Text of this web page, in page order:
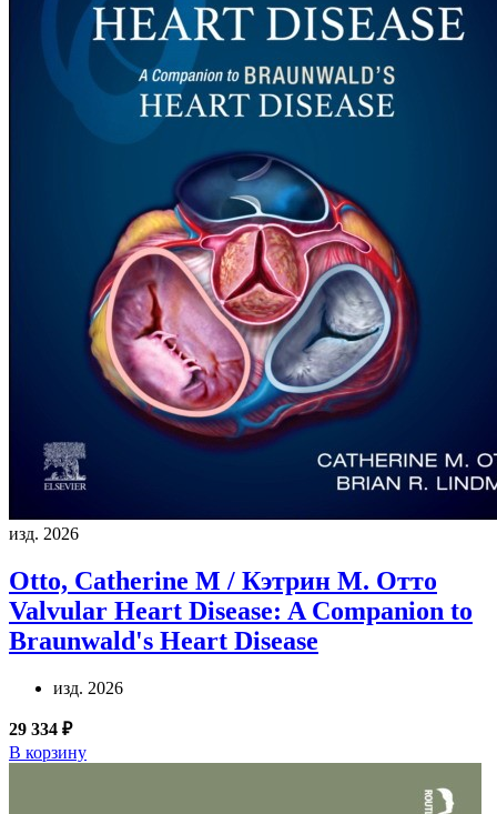
изд. 2026
Otto, Catherine M / Кэтрин М. Отто
Valvular Heart Disease: A Companion to
Braunwald's Heart Disease
изд. 2026
29 334 ₽
В корзину